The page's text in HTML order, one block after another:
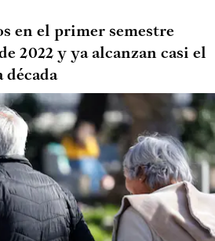
en el primer semestre
2022 y ya alcanzan casi el
década